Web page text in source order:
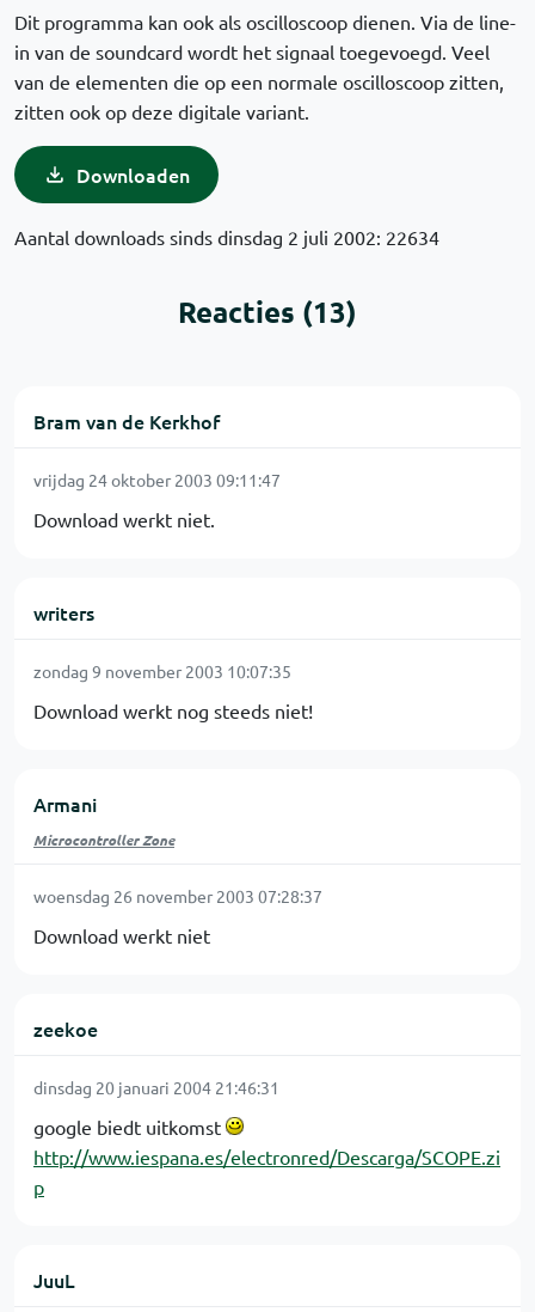
Dit programma kan ook als oscilloscoop dienen. Via de line-
in van de soundcard wordt het signaal toegevoegd. Veel
van de elementen die op een normale oscilloscoop zitten,
zitten ook op deze digitale variant.
Downloaden
Aantal downloads sinds dinsdag 2 juli 2002: 22634
Reacties (13)
Bram van de Kerkhof
vrijdag 24 oktober 2003 09:11:47
Download werkt niet.
writers
zondag 9 november 2003 10:07:35
Download werkt nog steeds niet!
Armani
Microcontroller Zone
woensdag 26 november 2003 07:28:37
Download werkt niet
zeekoe
dinsdag 20 januari 2004 21:46:31
google biedt uitkomst
http://www.iespana.es/electronred/Descarga/SCOPE.zi
p
JuuL